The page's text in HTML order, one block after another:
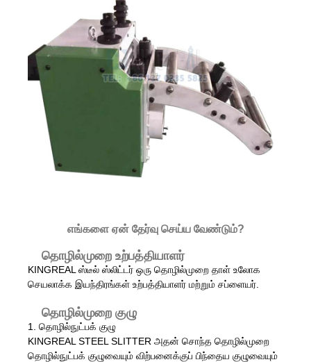
எங்களை ஏன் தேர்வு செய்ய வேண்டும்?
தொழில்முறை உற்பத்தியாளர்
KINGREAL ஸ்டீல் ஸ்லிட்டர் ஒரு தொழில்முறை தாள் உலோக
செயலாக்க இயந்திரங்கள் உற்பத்தியாளர் மற்றும் சப்ளையர்.
தொழில்முறை குழு
1. தொழில்நுட்பக் குழு
KINGREAL STEEL SLITTER அதன் சொந்த தொழில்முறை
தொழில்நுட்பக் குழுவையும் விற்பனைக்குப் பிந்தைய குழுவையும்